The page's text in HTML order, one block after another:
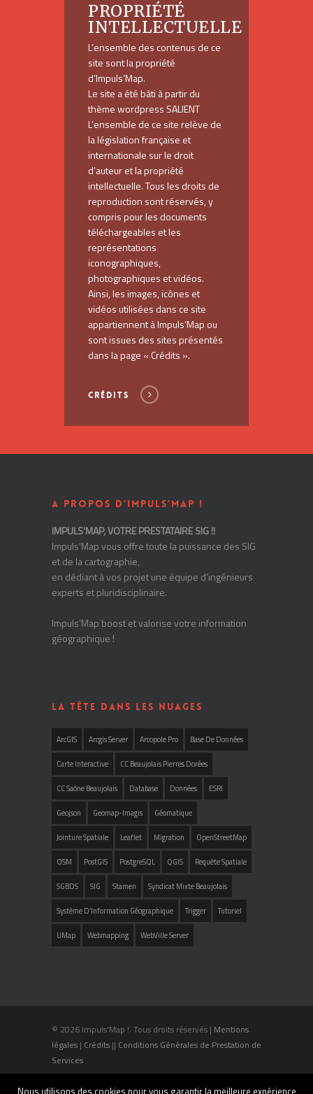
PROPRIÉTÉ
INTELLECTUELLE
L’ensemble des contenus de ce
site sont la propriété
d’Impuls’Map.
Le site a été bâti à partir du
thème wordpress SALIENT
L’ensemble de ce site relève de
la législation française et
internationale sur le droit
d’auteur et la propriété
intellectuelle. Tous les droits de
reproduction sont réservés, y
compris pour les documents
téléchargeables et les
représentations
iconographiques,
photographiques et vidéos.
Ainsi, les images, icônes et
vidéos utilisées dans ce site
appartiennent à Impuls’Map ou
sont issues des sites présentés
dans la page « Crédits ».
CRÉDITS
A PROPOS D’IMPULS’MAP !
IMPULS'MAP, VOTRE PRESTATAIRE SIG !!
Impuls'Map vous offre toute la puissance des SIG
et de la cartographie,
en dédiant à vos projet une équipe d'ingénieurs
experts et pluridisciplinaire.
Impuls'Map boost et valorise votre information
géographique !
LA TÊTE DANS LES NUAGES
ArcGIS Arcgis Server Arcopole Pro Base De Données
Carte Interactive CC Beaujolais Pierres Dorées
CC Saône Beaujolais Database Données ESRI
Geojson Geomap-Imagis Géomatique
Jointure Spatiale Leaflet Migration OpenStreetMap
OSM PostGIS PostgreSQL QGIS Requête Spatiale
SGBDS SIG Stamen Syndicat Mixte Beaujolais
Système D’Information Géographique Trigger Tutoriel
UMap Webmapping WebVille Server
© 2026 Impuls'Map !. Tous droits réservés | Mentions
légales | Crédits || Conditions Générales de Prestation de
Services
Nous utilisons des cookies pour vous garantir la meilleure expérience